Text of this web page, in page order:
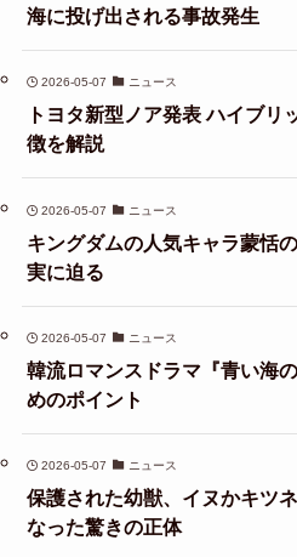
海に投げ出される事故発生
2026-05-07 ニュース
トヨタ新型ノア発表 ハイブリ
徴を解説
2026-05-07 ニュース
キングダムの人気キャラ蒙恬
実に迫る
2026-05-07 ニュース
韓流ロマンスドラマ『青い海
めのポイント
2026-05-07 ニュース
保護された幼獣、イヌかキツ
なった驚きの正体